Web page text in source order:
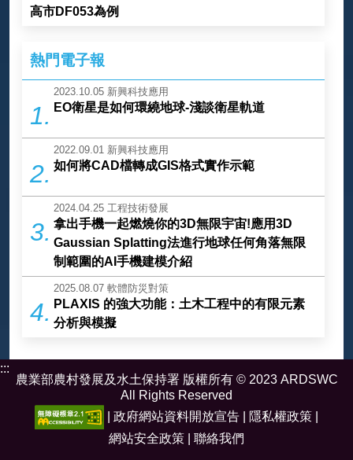
高市DF053為例
熱門電子報
1.
2023.10.05 新興科技應用
EO衛星是如何環繞地球-淺談衛星軌道
2.
2022.09.01 新興科技應用
如何將CAD檔轉成GIS格式實作示範
3.
2024.04.25 工程技術發展
拿出手機一起燃燒你的3D無限宇宙!應用3D
Gaussian Splatting法進行地球任何角落無限
制範圍的AI手機建模介紹
4.
2025.08.07 軟體防災對策
PLAXIS 的強大功能：土木工程中的有限元素
分析與模擬
:::
農業部農村發展及水土保持署 版權所有 © 2023 ARDSWC
All Rights Reserved
政府網站資料開放宣告 隱私權政策
網站安全政策
聯絡我們